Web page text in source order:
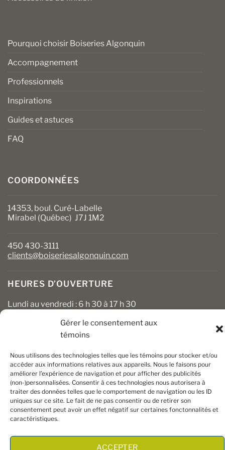
Gérer le consentement aux
témoins
Nous utilisons des technologies telles que les témoins pour stocker et/ou
accéder aux informations relatives aux appareils. Nous le faisons pour
améliorer l’expérience de navigation et pour afficher des publicités
(non-)personnalisées. Consentir à ces technologies nous autorisera à
traiter des données telles que le comportement de navigation ou les ID
uniques sur ce site. Le fait de ne pas consentir ou de retirer son
consentement peut avoir un effet négatif sur certaines fonctonnalités et
caractéristiques.
ACCEPTER
Pourquoi choisir Boiseries Algonquin
Accompagnement
Professionnels
Inspirations
Guides et astuces
FAQ
COORDONNÉES
14353, boul. Curé-Labelle
Mirabel (Québec) J7J 1M2
450 430-3111
clients@boiseriesalgonquin.com
HEURES D’OUVERTURE
Lundi au vendredi : 6 h 30 à 17 h 30
Dimanche : Fermé
Copyright 2026 ©Boiseries Algonquin– Tous droits réservés
Termes et conditions